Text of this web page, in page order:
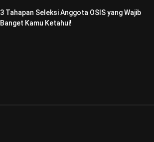
3 Tahapan Seleksi Anggota OSIS yang Wajib
Banget Kamu Ketahui!